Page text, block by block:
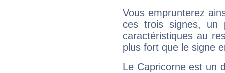
Vous emprunterez
ces trois signes, un
caractéristiques au
plus fort que le signe
Le Capricorne est un